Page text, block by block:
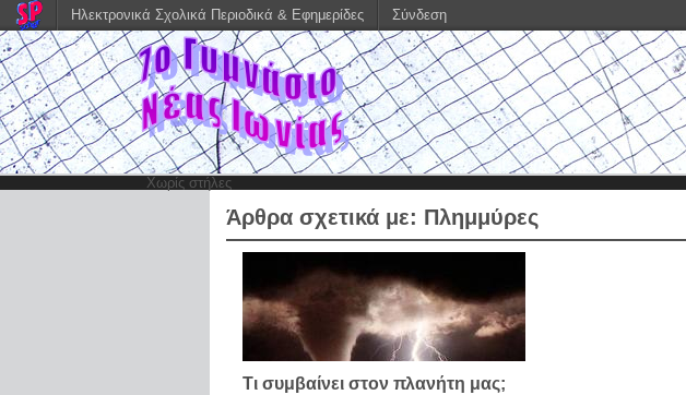
Χωρίς στήλες
Άρθρα σχετικά με: Πλημμύρες
Τι συμβαίνει στον πλανήτη μας;
Ηλεκτρονικά Σχολικά Περιοδικά & Εφημερίδες Σύνδεση